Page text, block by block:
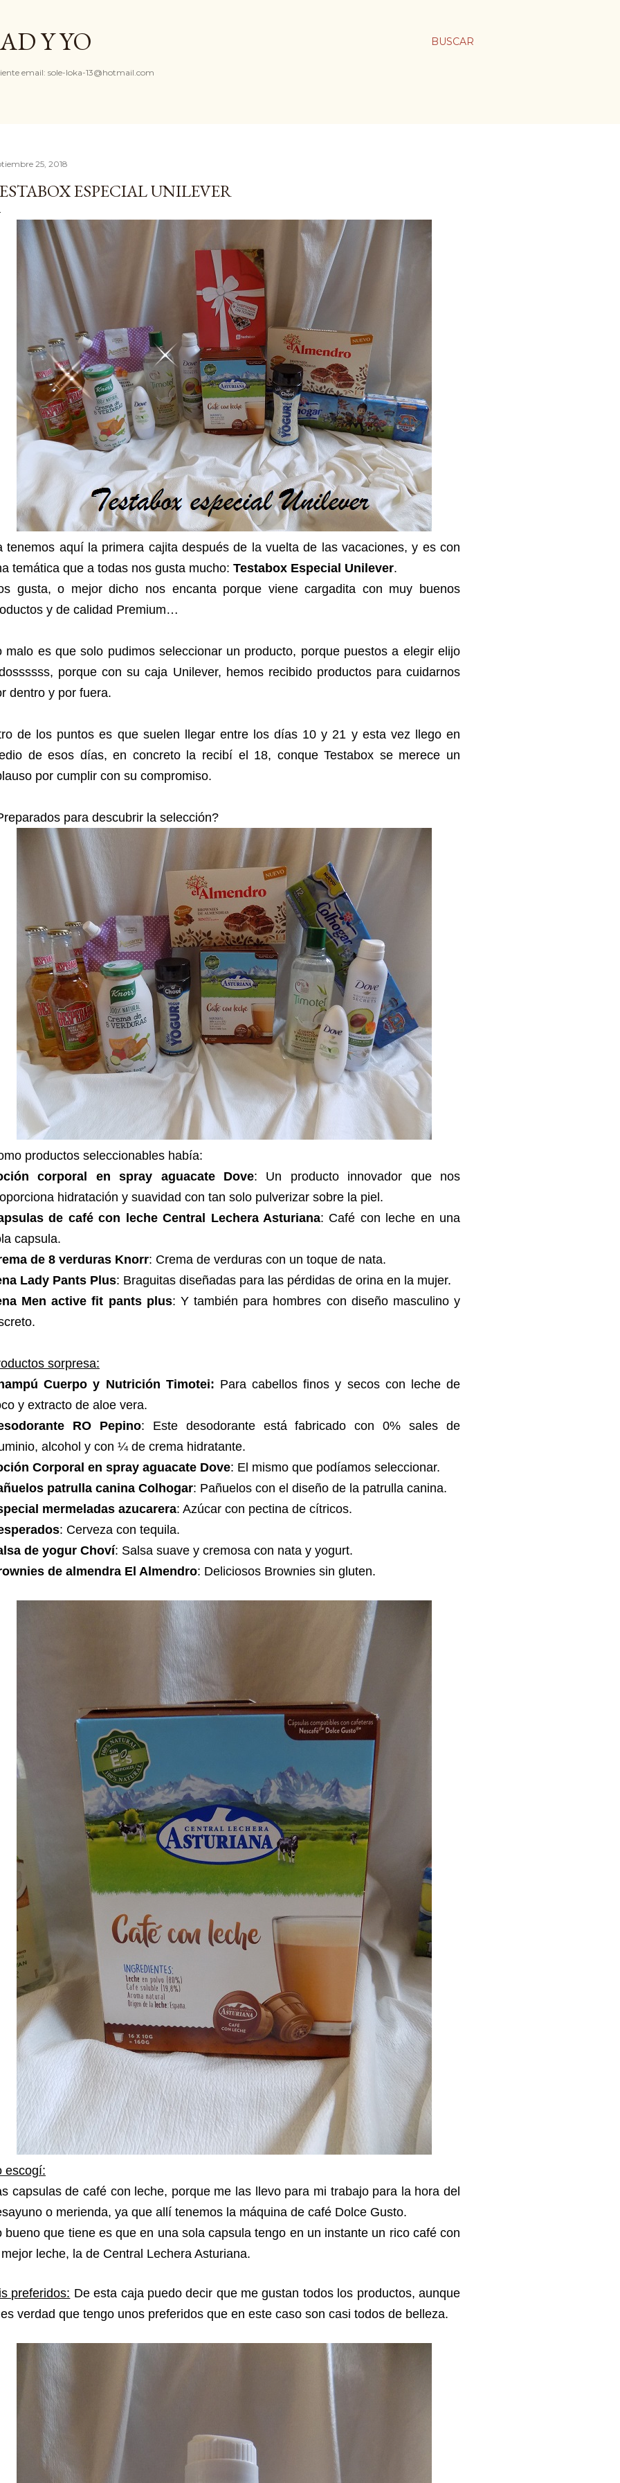
BUSCAR
Y YO
email: sole-loka-13@hotmail.com
25, 2018
ESPECIAL UNILEVER
tenemos aquí la primera cajita después de la vuelta de las vacaciones, y es con
temática que a todas nos gusta mucho: Testabox Especial Unilever.
gusta, o mejor dicho nos encanta porque viene cargadita con muy buenos
y de calidad Premium…
malo es que solo pudimos seleccionar un producto, porque puestos a elegir elijo
porque con su caja Unilever, hemos recibido productos para cuidarnos
dentro y por fuera.
de los puntos es que suelen llegar entre los días 10 y 21 y esta vez llego en
de esos días, en concreto la recibí el 18, conque Testabox se merece un
por cumplir con su compromiso.
para descubrir la selección?
productos seleccionables había:
corporal en spray aguacate Dove: Un producto innovador que nos
hidratación y suavidad con tan solo pulverizar sobre la piel.
de café con leche Central Lechera Asturiana: Café con leche en una
capsula.
de 8 verduras Knorr: Crema de verduras con un toque de nata.
Lady Pants Plus: Braguitas diseñadas para las pérdidas de orina en la mujer.
Men active fit pants plus: Y también para hombres con diseño masculino y
sorpresa:
Cuerpo y Nutrición Timotei: Para cabellos finos y secos con leche de
y extracto de aloe vera.
RO Pepino: Este desodorante está fabricado con 0% sales de
alcohol y con ¼ de crema hidratante.
Corporal en spray aguacate Dove: El mismo que podíamos seleccionar.
patrulla canina Colhogar: Pañuelos con el diseño de la patrulla canina.
mermeladas azucarera: Azúcar con pectina de cítricos.
: Cerveza con tequila.
de yogur Choví: Salsa suave y cremosa con nata y yogurt.
de almendra El Almendro: Deliciosos Brownies sin gluten.
escogí:
capsulas de café con leche, porque me las llevo para mi trabajo para la hora del
o merienda, ya que allí tenemos la máquina de café Dolce Gusto.
bueno que tiene es que en una sola capsula tengo en un instante un rico café con
leche, la de Central Lechera Asturiana.
preferidos: De esta caja puedo decir que me gustan todos los productos, aunque
verdad que tengo unos preferidos que en este caso son casi todos de belleza.